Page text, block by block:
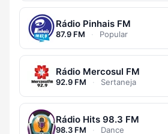
Rádio Pinhais FM
87.9 FM · Popular
Rádio Mercosul FM
92.9 FM · Sertaneja
Rádio Hits 98.3 FM
98.3 FM · Dance